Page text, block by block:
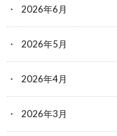
2026年6月
2026年5月
2026年4月
2026年3月